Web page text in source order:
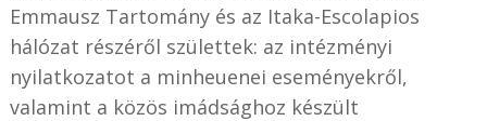
Emmausz Tartomány és az Itaka-Escolapios
hálózat részéről születtek: az intézményi
nyilatkozatot a minheuenei eseményekről,
valamint a közös imádsághoz készült